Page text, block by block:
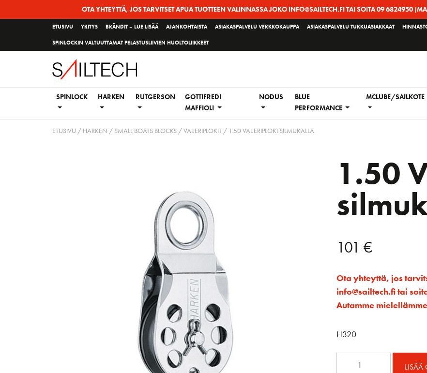
OTA YHTEYTTÄ, JOS TARVITSET APUA TUOTTEEN VALINNASSA JOKO INFO@SAILTECH.FI TAI SOITA 09 6824950
ETUSIVU YRITYS BRÄNDIT – LUE LISÄÄ AJANKOHTAISTA ASIAKASPALVELU VERKKOKAUPPA ASIAKASPALVELU TUKKUASIAKKAAT
SPINLOCKIN VALTUUTTAMAT PELASTUSLIIVIEN HUOLTOLIIKKEET
SPINLOCK HARKEN RUTGERSON
GOTTIFREDI
MAFFIOLI
NODUS
BLUE
PERFORMANCE
MCLUBE/SAILKOTE
ETUSIVU / HARKEN / SMALL BOATS BLOCKS/VAIJERIPLOKIT/ 1.50 VAIJERIPLOKI SILMUKALLA
1.50
101 €
Ota yhteyttä, jos
info@sailtech.fi tai
Autamme
H320
LISÄÄ